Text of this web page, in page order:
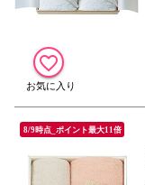
8/9時点_ポイント最大11倍